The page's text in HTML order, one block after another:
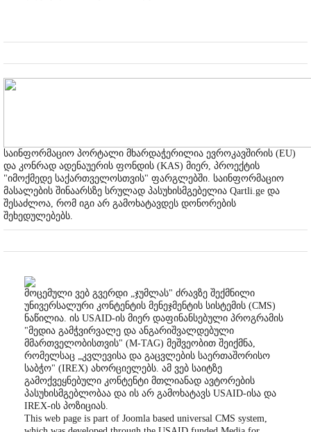
საინფორმაციო პორტალი მხარდაჭერილია ევროკავშირის (EU)
და კონრად ადენაუერის ფონდის (KAS) მიერ, პროექტის
"იმოქმედე საქართველოსთვის" ფარგლებში. საინფორმაციო
მასალების შინაარსზე სრულად პასუხისმგებელია Qartli.ge და
შესაძლოა, რომ იგი არ გამოხატავდეს დონორების
შეხედულებებს.
მოცემული ვებ გვერდი „ჯუმლას" ძრავზე შექმნილი
უნივერსალური კონტენტის მენეჯმენტის სისტემის (CMS)
ნაწილია. ის USAID-ის მიერ დაფინანსებული პროგრამის
"მედია გამჭვირვალე და ანგარიშვალდებული
მმართველობისთვის" (M-TAG) მეშვეობით შეიქმნა,
რომელსაც „კვლევისა და გაცვლების საერთაშორისო
საბჭო" (IREX) ახორციელებს. ამ ვებ საიტზე
გამოქვეყნებული კონტენტი მთლიანად ავტორების
პასუხისმგებლობაა და ის არ გამოხატავს USAID-ისა და
IREX-ის პოზიციას.
This web page is part of Joomla based universal CMS system,